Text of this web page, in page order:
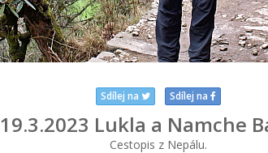
Sdílej na Sdílej na
19.3.2023 Lukla a Namche
Cestopis z Nepálu.